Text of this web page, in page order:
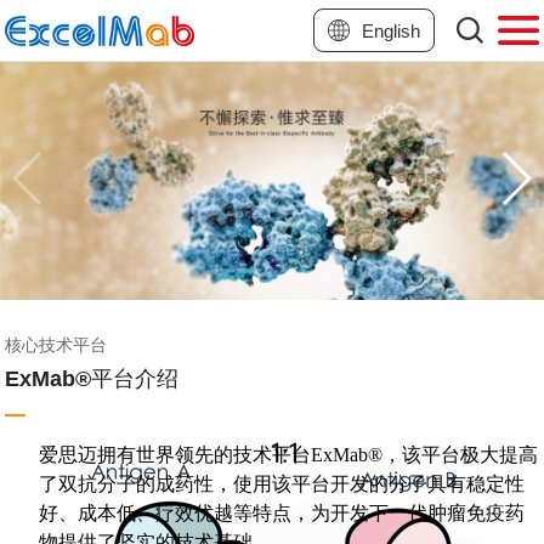
English
核心技术平台
ExMab®平台介绍
爱思迈拥有世界领先的技术平台ExMab®，该平台极大提高
了双抗分子的成药性，使用该平台开发的分子具有稳定性
好、成本低、疗效优越等特点，为开发下一代肿瘤免疫药